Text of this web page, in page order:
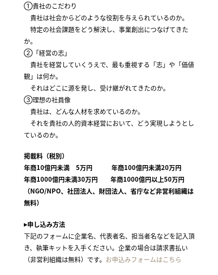
①貴社のこだわり
貴社は社会からどのような役割を与えられているのか。
特定の社会課題をどう解決し、事業創出につなげてきた
か。
②「経営の志」
貴社を経営していくうえで、最も重視する「志」や「価値
観」は何か。
それはどこに源を発し、受け継がれてきたのか。
③理想の社員像
貴社は、どんな人材を求めているのか。
それを貴社の人的資本経営において、どう実現しようとし
ているのか。
掲載料（税別）
年商10億円未満 5万円 年商100億円未満20万円
年商1000億円未満30万円 年商1000億円以上50万円
（NGO/NPO、社団法人、財団法人、省庁など非営利組織は
無料）
▸申し込み方法
下記のフォームに企業名、代表者名、担当者名などを記入頂
き、執筆キットを入手ください。企業の場合は請求書払い
（非営利組織は無料）です。 お申込みフォームはこちら